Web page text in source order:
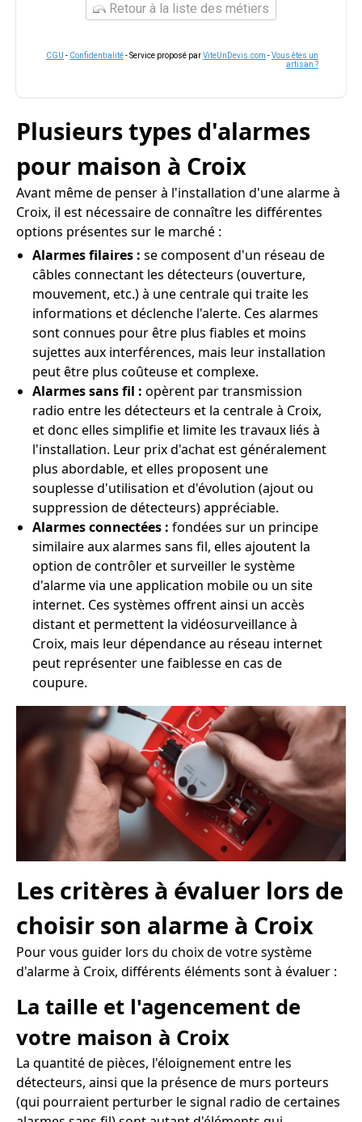
Retour à la liste des métiers
CGU - Confidentialité- Service proposé parViteUnDevis.com -Vous êtes un
artisan ?
Plusieurs types d'alarmes
pour maison à Croix
Avant même de penser à l'installation d'une alarme à
Croix, il est nécessaire de connaître les différentes
options présentes sur le marché :
Alarmes filaires : se composent d'un réseau de
câbles connectant les détecteurs (ouverture,
mouvement, etc.) à une centrale qui traite les
informations et déclenche l'alerte. Ces alarmes
sont connues pour être plus fiables et moins
sujettes aux interférences, mais leur installation
peut être plus coûteuse et complexe.
Alarmes sans fil : opèrent par transmission
radio entre les détecteurs et la centrale à Croix,
et donc elles simplifie et limite les travaux liés à
l'installation. Leur prix d'achat est généralement
plus abordable, et elles proposent une
souplesse d'utilisation et d'évolution (ajout ou
suppression de détecteurs) appréciable.
Alarmes connectées : fondées sur un principe
similaire aux alarmes sans fil, elles ajoutent la
option de contrôler et surveiller le système
d'alarme via une application mobile ou un site
internet. Ces systèmes offrent ainsi un accès
distant et permettent la vidéosurveillance à
Croix, mais leur dépendance au réseau internet
peut représenter une faiblesse en cas de
coupure.
Les critères à évaluer lors de
choisir son alarme à Croix
Pour vous guider lors du choix de votre système
d'alarme à Croix, différents éléments sont à évaluer :
La taille et l'agencement de
votre maison à Croix
La quantité de pièces, l'éloignement entre les
détecteurs, ainsi que la présence de murs porteurs
(qui pourraient perturber le signal radio de certaines